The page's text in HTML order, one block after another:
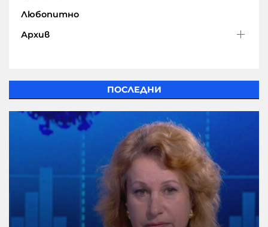
Любопитно
Архив
ПОСЛЕДНИ